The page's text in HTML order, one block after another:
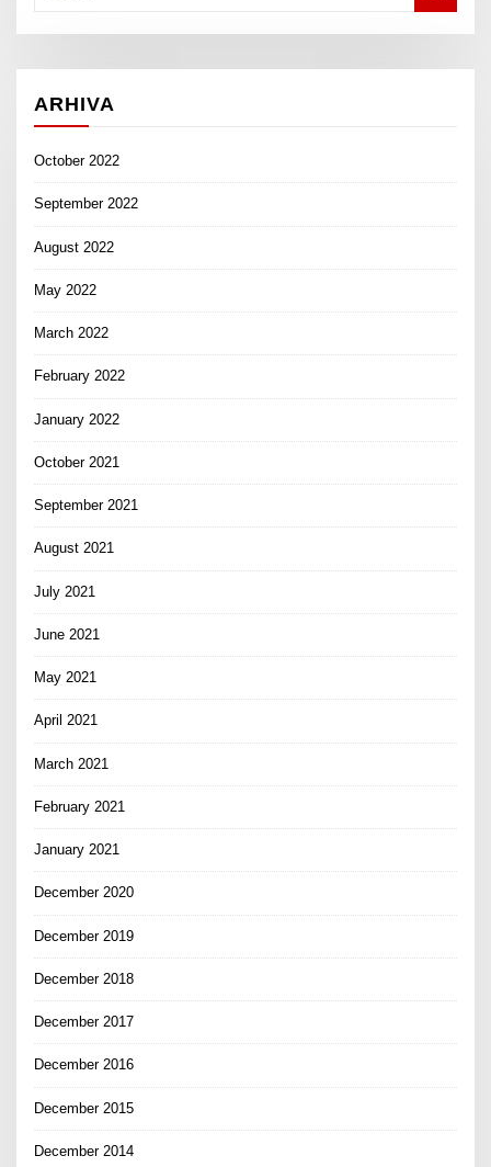
ARHIVA
October 2022
September 2022
August 2022
May 2022
March 2022
February 2022
January 2022
October 2021
September 2021
August 2021
July 2021
June 2021
May 2021
April 2021
March 2021
February 2021
January 2021
December 2020
December 2019
December 2018
December 2017
December 2016
December 2015
December 2014